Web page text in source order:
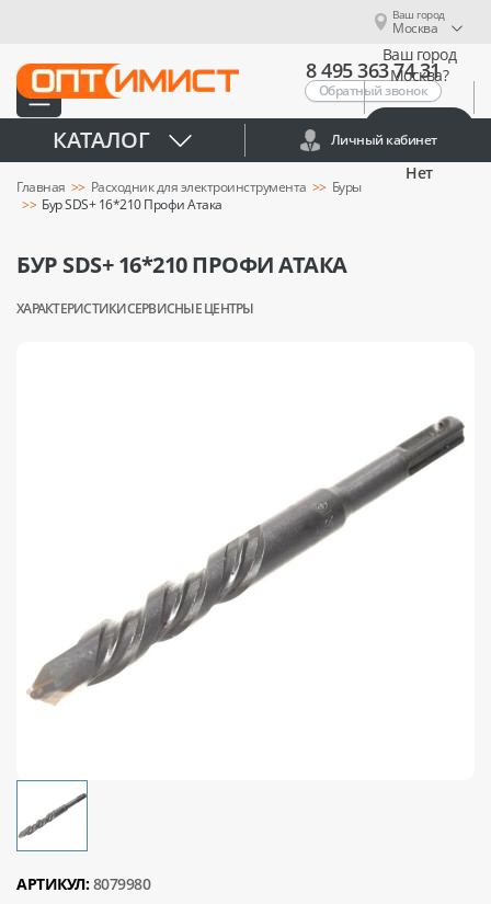
Ваш город
Москва
Ваш город
Москва?
Нет
8 495 363 74 31
Обратный звонок
КАТАЛОГ Личный кабинет
Главная Расходник для электроинструмента
Буры
Бур SDS+ 16*210 Профи Атака
БУР SDS+ 16*210 ПРОФИ АТАКА
ХАРАКТЕРИСТИКИСЕРВИСНЫЕ ЦЕНТРЫ
АРТИКУЛ: 8079980